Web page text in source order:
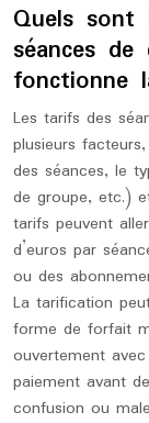
Quels sont
séances
fonctionne
Les tarifs des
plusieurs
des séances, le
de groupe, etc.)
tarifs peuvent
d’euros par
ou des
La tarification
forme de forfait
ouvertement
paiement avant
confusion ou